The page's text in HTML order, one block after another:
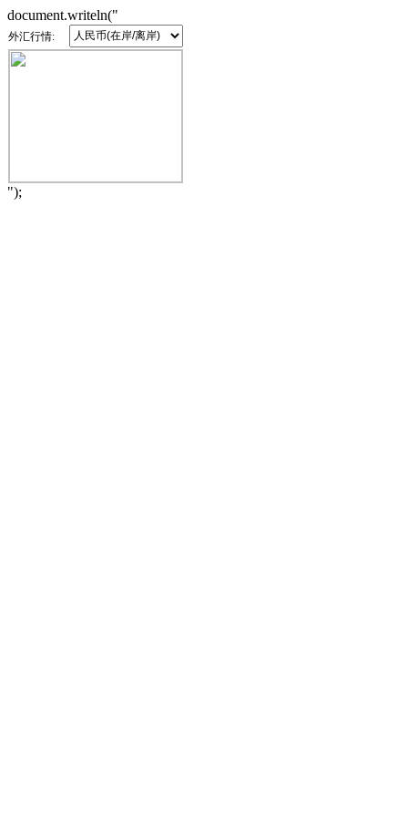
document.writeln("
外汇行情:
");